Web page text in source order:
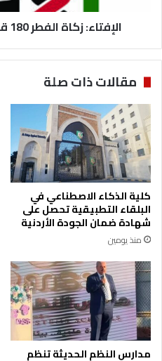
ل
ح
ر
ف
ي
ن
ة
ل
ط
ر
1
8
0
ق
ر
ش
ا
و
ف
د
ي
ة
ا
ل
ص
الإفتاء: زكاة الفطر 180 قرشا وفدية الصيام دينار
مقالات ذات صلة
كلية الذكاء الاصطناعي في
البلقاء التطبيقية تحصل على
شهادة ضمان الجودة الأردنية
منذ يومين
مدارس النظم الحديثة تنظم